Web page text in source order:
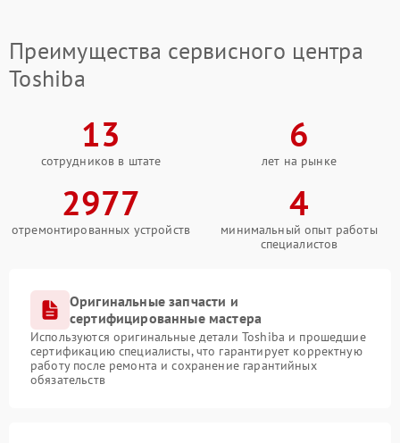
Преимущества сервисного центра
Toshiba
13
сотрудников в штате
6
лет на рынке
2977
отремонтированных устройств
4
минимальный опыт работы
специалистов
Оригинальные запчасти и
сертифицированные мастера
Используются оригинальные детали Toshiba и прошедшие
сертификацию специалисты, что гарантирует корректную
работу после ремонта и сохранение гарантийных
обязательств